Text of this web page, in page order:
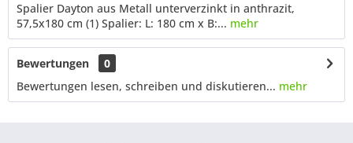
Spalier Dayton aus Metall unterverzinkt in anthrazit,
57,5x180 cm (1) Spalier: L: 180 cm x B:... mehr
Bewertungen
0
Bewertungen lesen, schreiben und diskutieren... mehr